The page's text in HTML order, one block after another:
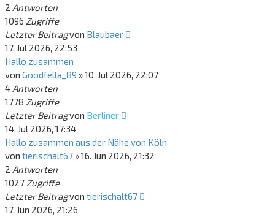
2 Antworten
1096 Zugriffe
Letzter Beitragvon Blaubaer
17. Jul 2026, 22:53
Hallo zusammen
von Goodfella_89 »10. Jul 2026, 22:07
4 Antworten
1778 Zugriffe
Letzter Beitragvon Berliner
14. Jul 2026, 17:34
Hallo zusammen aus der Nähe von Köln
von tierischalt67 »16. Jun 2026, 21:32
2 Antworten
1027 Zugriffe
Letzter Beitragvon tierischalt67
17. Jun 2026, 21:26